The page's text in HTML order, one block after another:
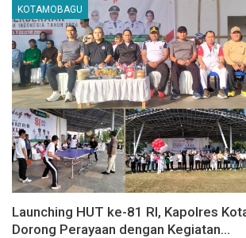
KOTAMOBAGU
Launching HUT ke-81 RI, Kapolres
Dorong Perayaan dengan Kegiatan…